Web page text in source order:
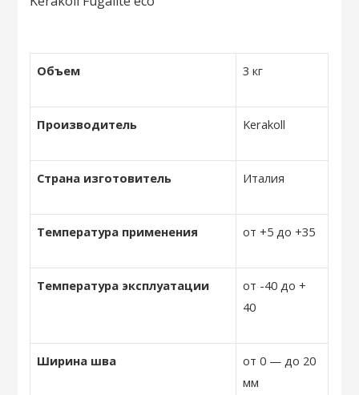
Объем 3 кг
Производитель Kerakoll
Страна изготовитель Италия
Температура применения от +5 до +35
Температура эксплуатации
от -40 до +
40
Ширина шва
от 0 — до 20
мм